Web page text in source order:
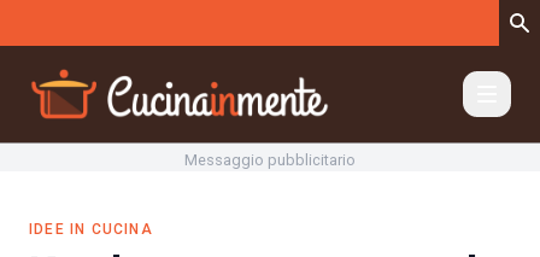
Messaggio pubblicitario
IDEE IN CUCINA